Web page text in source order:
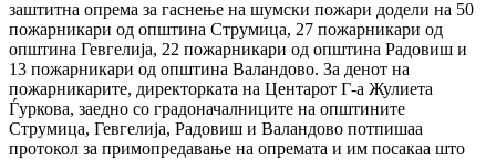
заштитна опрема за гаснење на шумски пожари додели на 50
пожарникари од општина Струмица, 27 пожарникари од
општина Гевгелија, 22 пожарникари од општина Радовиш и
13 пожарникари од општина Валандово. За денот на
пожарникарите, директорката на Центарот Г-а Жулиета
Ѓуркова, заедно со градоначалниците на општините
Струмица, Гевгелија, Радовиш и Валандово потпишаа
протокол за примопредавање на опремата и им посакаа што